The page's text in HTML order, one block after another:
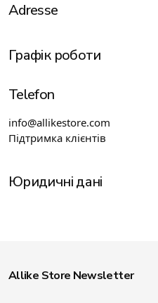
Adresse
Графік роботи
Telefon
info@allikestore.com
Підтримка клієнтів
Юридичні дані
Allike Store Newsletter